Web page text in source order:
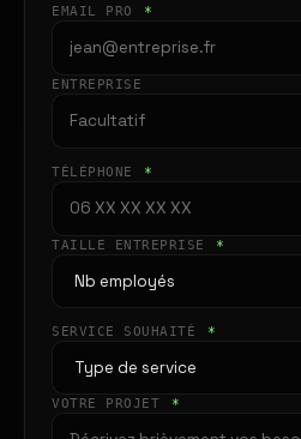
EMAIL PRO *
ENTREPRISE
TÉLÉPHONE *
TAILLE ENTREPRISE *
SERVICE SOUHAITÉ *
VOTRE PROJET *